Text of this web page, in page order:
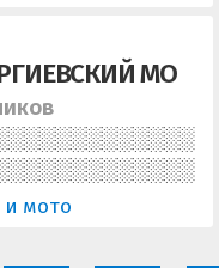
вопросам
продаже
МО
и мото